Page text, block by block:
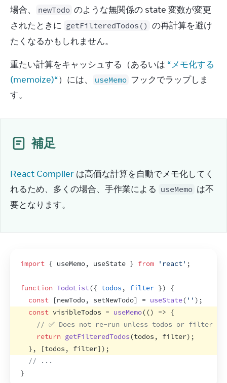
場合、
newTodo のような無関係の state 変数が変更
されたときに getFilteredTodos() の再計算を避け
たくなるかもしれません。
重たい計算をキャッシュする（あるいは “メモ化する
(memoize)“）には、 useMemo フックでラップしま
す。
補足
React Compiler は高価な計算を自動でメモ化してく
れるため、多くの場合、手作業による useMemo は不
要となります。
import { useMemo, useState } from 'react' ;
function TodoList({ todos , filter })
{
const
[newTodo, setNewTodo] = useState( '' ) ;
const visibleTodos = useMemo(() => {
// ✅ Does not re-run unless todos or filter
return getFilteredTodos(todos , filter) ;
} , [todos , filter] ) ;
// ...
}